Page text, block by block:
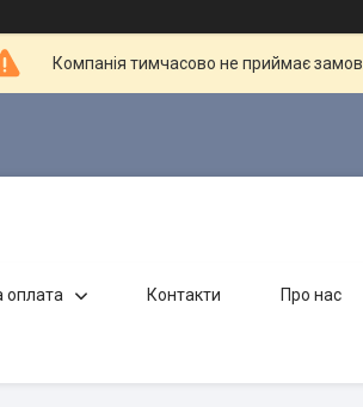
Компанія тимчасово не приймає
оплата Контакти Про нас